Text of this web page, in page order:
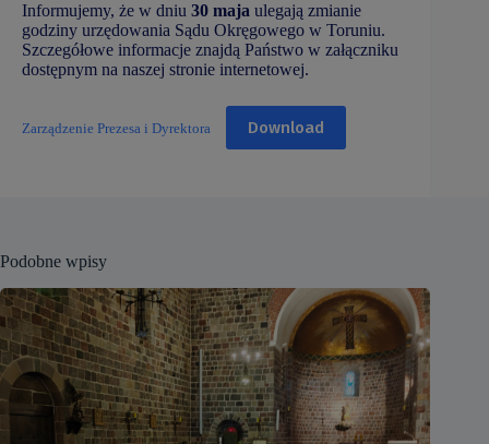
Informujemy, że w dniu 30 maja ulegają zmianie
godziny urzędowania Sądu Okręgowego w Toruniu.
Szczegółowe informacje znajdą Państwo w załączniku
dostępnym na naszej stronie internetowej.
Zarządzenie Prezesa i Dyrektora Download
Podobne wpisy